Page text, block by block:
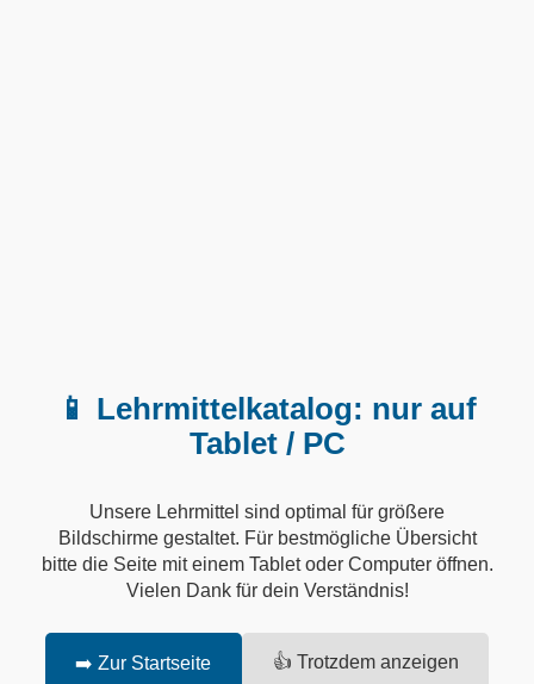
📱 Lehrmittelkatalog: nur auf
Tablet / PC
Unsere Lehrmittel sind optimal für größere
Bildschirme gestaltet. Für bestmögliche Übersicht
bitte die Seite mit einem Tablet oder Computer öffnen.
Vielen Dank für dein Verständnis!
➡️ Zur Startseite 👍 Trotzdem anzeigen